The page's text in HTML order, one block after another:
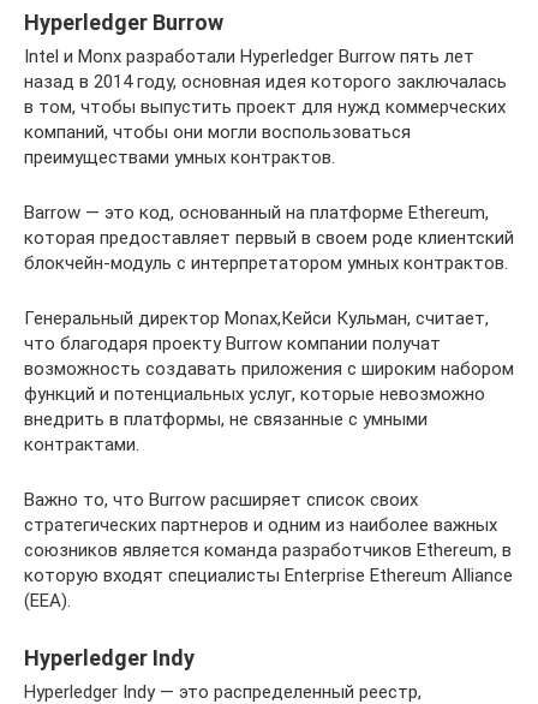
Hyperledger Burrow
Intel и Monx разработали Hyperledger Burrow пять лет
назад в 2014 году, основная идея которого заключалась
в том, чтобы выпустить проект для нужд коммерческих
компаний, чтобы они могли воспользоваться
преимуществами умных контрактов.
Barrow — это код, основанный на платформе Ethereum,
которая предоставляет первый в своем роде клиентский
блокчейн-модуль с интерпретатором умных контрактов.
Генеральный директор Monax,Кейси Кульман, считает,
что благодаря проекту Burrow компании получат
возможность создавать приложения с широким набором
функций и потенциальных услуг, которые невозможно
внедрить в платформы, не связанные с умными
контрактами.
Важно то, что Burrow расширяет список своих
стратегических партнеров и одним из наиболее важных
союзников является команда разработчиков Ethereum, в
которую входят специалисты Enterprise Ethereum Alliance
(EEA).
Hyperledger Indy
Hyperledger Indy — это распределенный реестр,